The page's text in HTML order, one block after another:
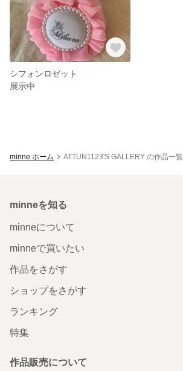
シフォンロゼット
展示中
minne ホーム ATTUN1123'S GALLERY の作品一覧
minneを知る
minneについて
minneで買いたい
作品をさがす
ショップをさがす
ランキング
特集
作品販売について